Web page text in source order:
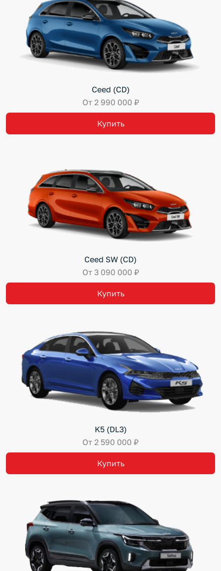
Ceed (CD)
От 2 990 000 ₽
Купить
Ceed SW (CD)
От 3 090 000 ₽
Купить
K5 (DL3)
От 2 590 000 ₽
Купить